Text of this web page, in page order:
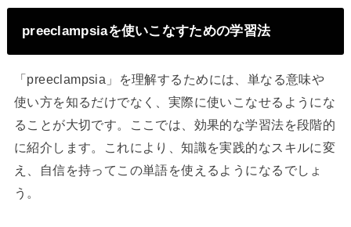
preeclampsiaを使いこなすための学習法
「preeclampsia」を理解するためには、単なる意味や
使い方を知るだけでなく、実際に使いこなせるようにな
ることが大切です。ここでは、効果的な学習法を段階的
に紹介します。これにより、知識を実践的なスキルに変
え、自信を持ってこの単語を使えるようになるでしょ
う。